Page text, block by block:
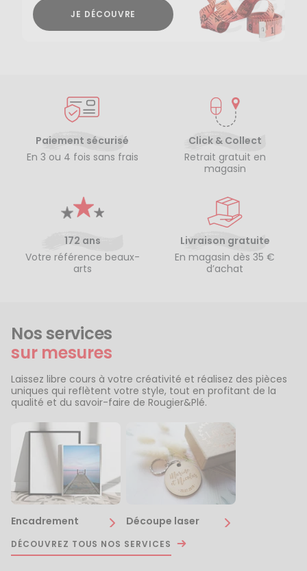
JE DÉCOUVRE
Paiement sécurisé
En 3 ou 4 fois sans frais
Click & Collect
Retrait gratuit en
magasin
172 ans
Votre référence beaux-
arts
Livraison gratuite
En magasin dès 35 €
d’achat
Nos services
sur mesures
Laissez libre cours à votre créativité et réalisez des pièces
uniques qui reflètent votre style, tout en profitant de la
qualité et du savoir-faire de Rougier&Plé.
Encadrement Découpe laser
DÉCOUVREZ TOUS NOS SERVICES